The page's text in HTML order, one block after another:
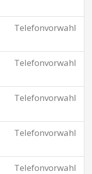
Telefonvorwahl
Telefonvorwahl
Telefonvorwahl
Telefonvorwahl
Telefonvorwahl